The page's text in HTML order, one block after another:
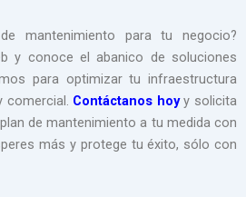
mantenimiento para tu negocio?
y conoce el abanico de soluciones
para optimizar tu infraestructura
comercial. Contáctanos hoy y solicita
de mantenimiento a tu medida con
más y protege tu éxito, sólo con